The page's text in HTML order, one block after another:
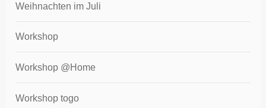
Weihnachten im Juli
Workshop
Workshop @Home
Workshop togo